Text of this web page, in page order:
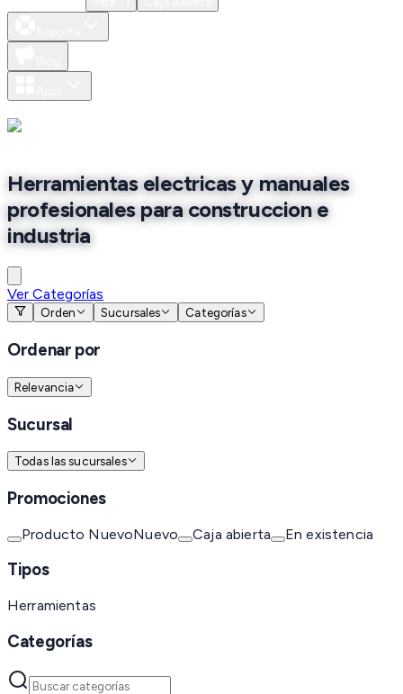
Herramientas electricas y manuales
profesionales para construccion e
industria
Ver Categorías
Orden Sucursales Categorías
Ordenar por
Relevancia
Sucursal
Todas las sucursales
Promociones
Producto NuevoNuevo Caja abierta En existencia
Tipos
Herramientas
Categorías